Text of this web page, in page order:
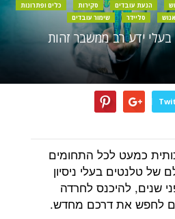
הנעת עובדים סקירות
כלים ופתרונות
סליידר שימור עובדים
בעלי ידע רב ממשבר זהות
כמעט לכל התחומים
של טלנטים בעלי ניסיון
שנים, להיכנס לחרדה
לחפש את דרכם מחדש.